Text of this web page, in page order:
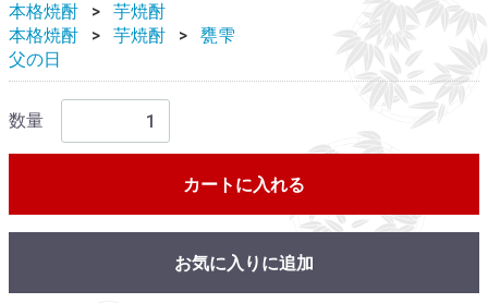
本格焼酎
芋焼酎
本格焼酎
芋焼酎
甕雫
父の日
数量
カートに入れる
お気に入りに追加